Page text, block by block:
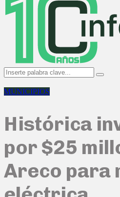
Search
for:
Search
MUNICIPIOS
Histórica
por $25
Areco para